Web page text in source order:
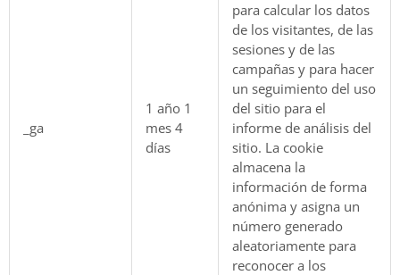
_ga
1 año 1
mes 4
días
para calcular los datos
de los visitantes, de las
sesiones y de las
campañas y para hacer
un seguimiento del uso
del sitio para el
informe de análisis del
sitio. La cookie
almacena la
información de forma
anónima y asigna un
número generado
aleatoriamente para
reconocer a los